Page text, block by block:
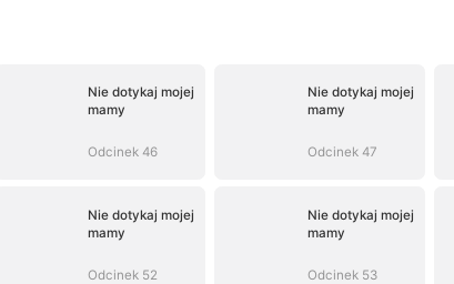
Nie dotykaj mojej
mamy
Odcinek 46
Nie dotykaj mojej
mamy
Odcinek 47
Nie dotykaj mojej
mamy
Odcinek 52
Nie dotykaj mojej
mamy
Odcinek 53